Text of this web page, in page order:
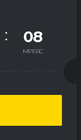
07
MPERC